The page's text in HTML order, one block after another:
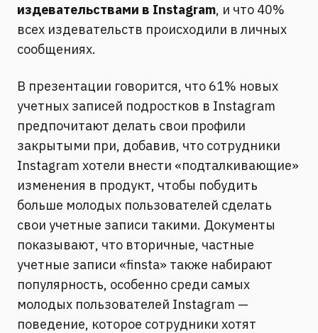
издевательствами в Instagram, и что 40%
всех издевательств происходили в личных
сообщениях.
В презентации говорится, что 61% новых
учетных записей подростков в Instagram
предпочитают делать свои профили
закрытыми при, добавив, что сотрудники
Instagram хотели внести «подталкивающие»
изменения в продукт, чтобы побудить
больше молодых пользователей сделать
свои учетные записи такими. Документы
показывают, что вторичные, частные
учетные записи «finsta» также набирают
популярность, особенно среди самых
молодых пользователей Instagram —
поведение, которое сотрудники хотят